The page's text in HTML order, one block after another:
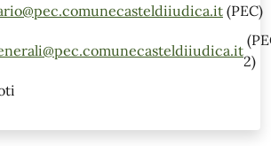
(PEC)
2)